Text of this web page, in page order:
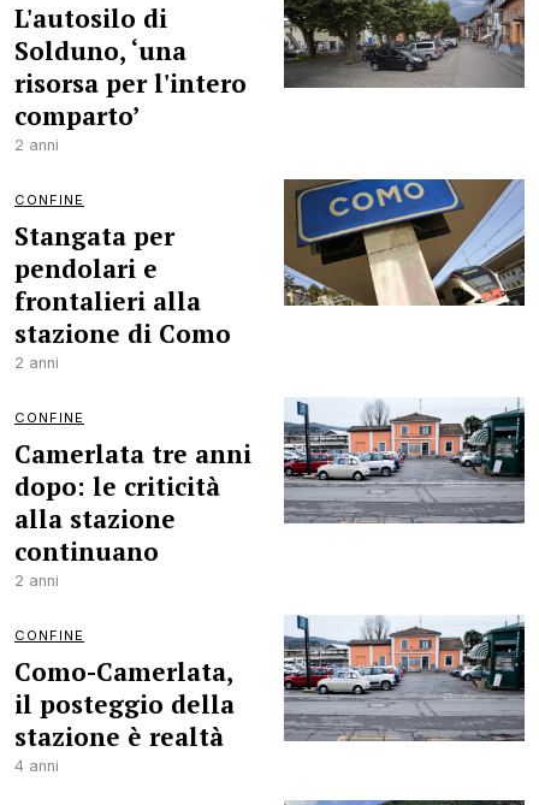
L'autosilo di
Solduno, ‘una
risorsa per l'intero
comparto’
2 anni
CONFINE
Stangata per
pendolari e
frontalieri alla
stazione di Como
2 anni
CONFINE
Camerlata tre anni
dopo: le criticità
alla stazione
continuano
2 anni
CONFINE
Como-Camerlata,
il posteggio della
stazione è realtà
4 anni